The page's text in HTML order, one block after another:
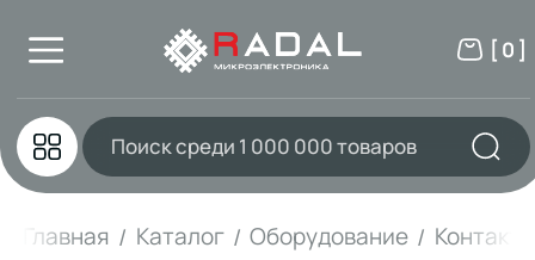
[ 0 ]
Главная Каталог Оборудование